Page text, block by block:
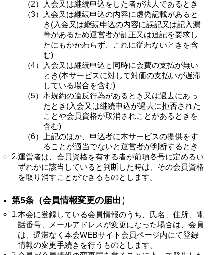
（2）
入会又は継続申込をした者が法人であるとき
（3）
入会又は継続申込の内容に虚偽記載があると
き(入会又は継続申込の内容に誤記又は記入漏
等があるため運営者が訂正又は追記を要求し
たにもかかわらず、これに従わないときを含
む)
（4）
入会又は継続申込と同時に会費の支払が無い
とき(本サービスに対して対価の支払いが遅滞
している場合を含む)
（5） 本規約の違反行為があるとき又は過去にあっ
たとき(入会又は継続申込が過去に拒否された
ことや会員資格が取消されことがあるときを
含む)
（6）
上記のほか、申込者に本サービスの提供をす
ることが適当でないと運営者が判断するとき
2.運営者は、会員資格を有する者が前項各号に定めるい
ずれかに該当していると判断した時は、その会員資格
を取り消すことができるものとします。
第5条（会員情報変更の届出）
1.本会に登録している会員情報のうち、氏名、住所、電
話番号、メールアドレスが変更になった場合は、会員
は、遅滞なく本会WEBサイト会員ページ内にて登録
情報の変更手続きを行うものとします。